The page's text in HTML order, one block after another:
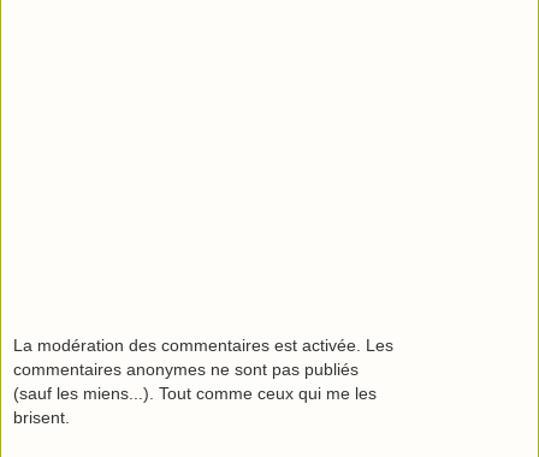
La modération des commentaires est activée. Les
commentaires anonymes ne sont pas publiés
(sauf les miens...). Tout comme ceux qui me les
brisent.